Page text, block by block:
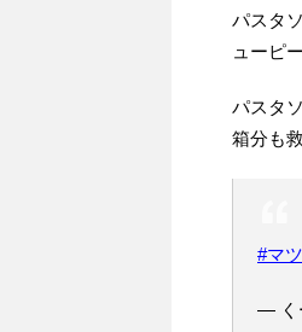
パスタ
ューピ
パスタ
箱分も
#マ
— く